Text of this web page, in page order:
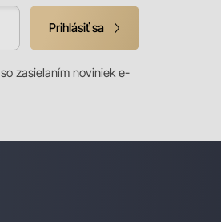
Prihlásiť sa
zasielaním noviniek e-